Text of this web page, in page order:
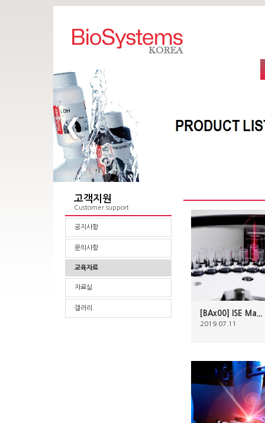
고객지원
Customer support
공지사항
문의사항
교육자료
자료실
갤러리
[BAx00] ISE Ma...
2019.07.11